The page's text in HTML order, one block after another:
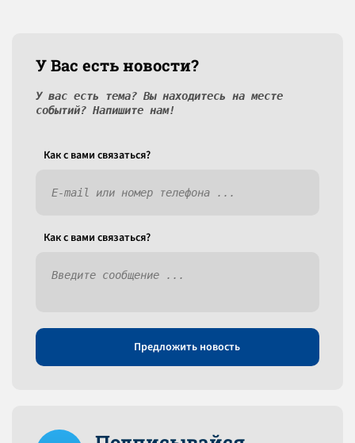
У Вас есть новости?
У вас есть тема? Вы находитесь на месте
событий? Напишите нам!
Как c вами связаться?
Как c вами связаться?
Предложить новость